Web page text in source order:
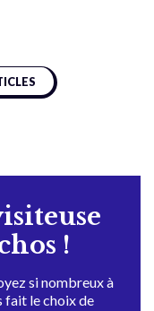
!
si nombreux à
fait le choix de